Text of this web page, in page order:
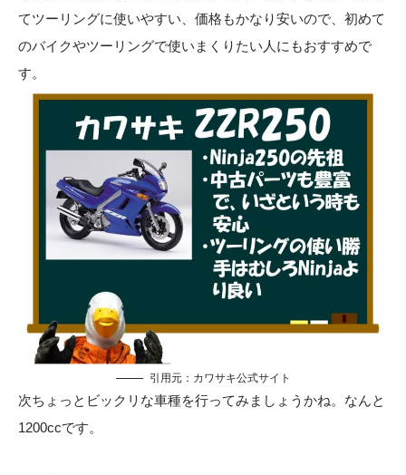
てツーリングに使いやすい、価格もかなり安いので、初めて
のバイクやツーリングで使いまくりたい人にもおすすめで
す。
引用元： カワサキ公式サイト
次ちょっとビックリな車種を行ってみましょうかね。なんと
1200ccです。